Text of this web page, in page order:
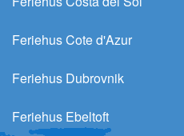
Feriehus Cote d'Azur
Feriehus Dubrovnik
Feriehus Ebeltoft